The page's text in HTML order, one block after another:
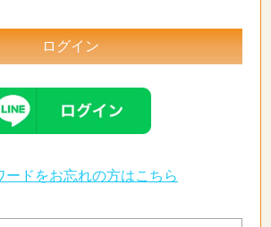
ードをお忘れの方はこちら